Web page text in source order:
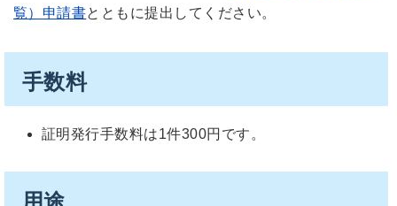
覧）申請書とともに提出してください。
手数料
証明発行手数料は1件300円です。
用途